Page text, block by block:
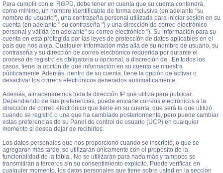
Para cumplir con el RGPD, debe tener en cuenta que su cuenta contendrá,
como mínimo, un nombre identificable de forma exclusiva (en adelante "su
nombre de usuario"), una contraseña personal utilizada para iniciar sesión en su
cuenta (en adelante " su contraseña ") y una dirección de correo electrónico
personal y válida (en adelante" su correo electrónico "). Su información para su
cuenta en está protegida por las leyes de protección de datos aplicables en el
país que nos aloja. Cualquier información más allá de su nombre de usuario, su
contraseña y su dirección de correo electrónico requerida por durante el
proceso de registro es obligatoria u opcional, a discreción de . En todos los
casos, tiene la opción de qué información en su cuenta se muestra
públicamente. Además, dentro de su cuenta, tiene la opción de activar o
desactivar los correos electrónicos generados automáticamente.
Además, almacenaremos toda la dirección IP que utiliza para publicar.
Dependiendo de sus preferencias, puede enviarle correos electrónicos a la
dirección de correo electrónico que tiene en su cuenta, que será la que utilizó
cuando se registró o una que ha cambiado posteriormente, pero puede cambiar
estas preferencias de su Panel de control de usuario (UCP) en cualquier
momento si desea dejar de recibirlos.
Los datos personales que nos proporcionó cuando se inscribió, o que se
agregaron más tarde, se utilizarán únicamente con el propósito de la
funcionalidad de la tabla . No se utilizarán para nada más y tampoco se
transmitirán a terceros sin su consentimiento explícito. Puede verificar, en
cualquier momento, los datos personales que tiene sobre usted en la sección